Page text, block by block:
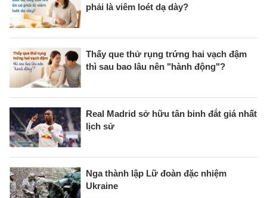
phải là viêm loét dạ dày?
Thấy que thử rụng trứng hai vạch đậm
thì sau bao lâu nên "hành động"?
Real Madrid sở hữu tân binh đắt giá nhất
lịch sử
Nga thành lập Lữ đoàn đặc nhiệm
Ukraine